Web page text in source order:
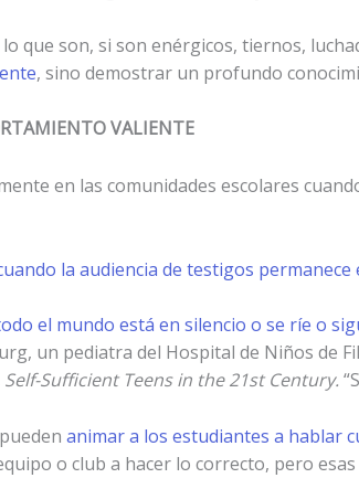
que son, si son enérgicos, tiernos,
, sino demostrar un profundo
VALIENTE
en las comunidades escolares
la audiencia de testigos permanece
el mundo está en silencio o se ríe o
un pediatra del Hospital de Niños de
Sufficient Teens in the 21st Century.
animar a los estudiantes a hablar
o club a hacer lo correcto, pero